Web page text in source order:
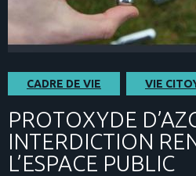
CADRE DE VIE VIE
PROTOXYDE
INTERDICTION
L’ESPACE PUBLIC